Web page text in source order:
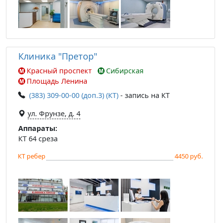
Клиника "Претор"
Красный проспект
Сибирская
Площадь Ленина
(383) 309-00-00 (доп.3) (КТ) - запись на КТ
ул. Фрунзе, д. 4
Аппараты:
КТ 64 среза
КТ ребер 4450 руб.